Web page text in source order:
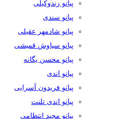
پیانو زندوکیلی
پیانو سندی
پیانو شادمهر عقیلی
پیانو سیاوش قمیشی
پیانو محسن یگانه
پیانو اندی
پیانو فریدون آسرایی
پیانو اندی تلنت
پیانو مجید انتظامی